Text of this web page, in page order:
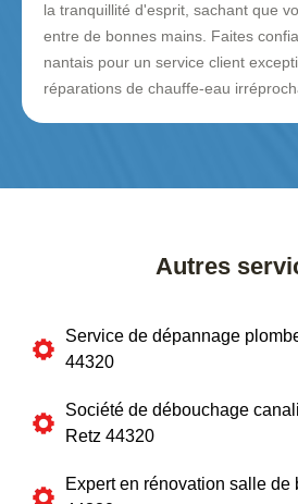
la tranquillité d'esprit, sachant que
entre de bonnes mains. Faites
nantais pour un service client
réparations de chauffe-eau
Autres
Service de dépannage
44320
Société de débouchage
Retz 44320
Expert en rénovation salle